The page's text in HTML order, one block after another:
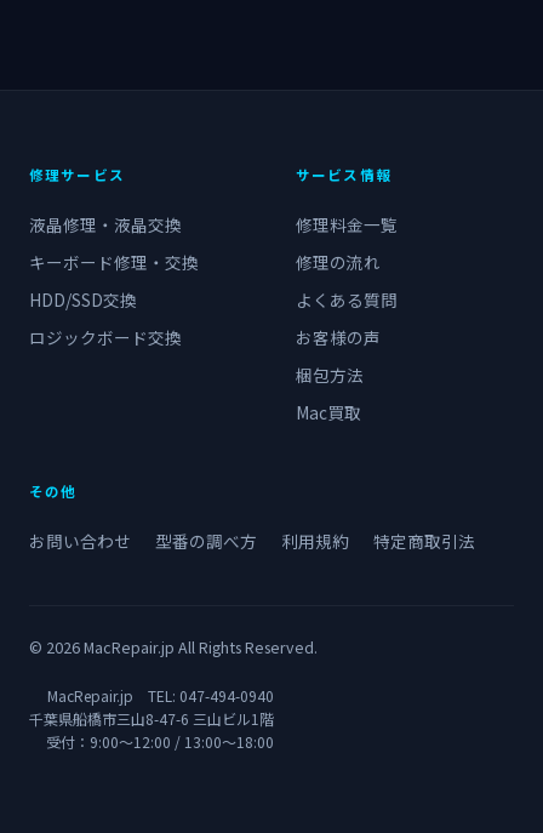
修理サービス
液晶修理・液晶交換
キーボード修理・交換
HDD/SSD交換
ロジックボード交換
サービス情報
修理料金一覧
修理の流れ
よくある質問
お客様の声
梱包方法
Mac買取
その他
お問い合わせ 型番の調べ方 利用規約 特定商取引法
© 2026 MacRepair.jp All Rights Reserved.
MacRepair.jp TEL: 047-494-0940
千葉県船橋市三山8-47-6 三山ビル1階
受付：9:00〜12:00 / 13:00〜18:00